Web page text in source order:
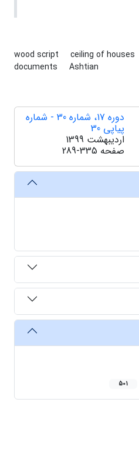
wood script ceiling of houses
documents
Ashtian
دوره 17، شماره 30 - شماره
پیاپی 30
اردیبهشت 1399
صفحه 289-335
501